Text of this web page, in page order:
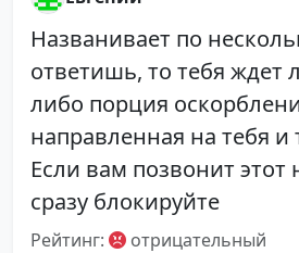
Названивает по
ответишь, то тебя ждет
либо порция
направленная на тебя
Если вам позвонит этот
сразу блокируйте
Рейтинг:
отрицательный